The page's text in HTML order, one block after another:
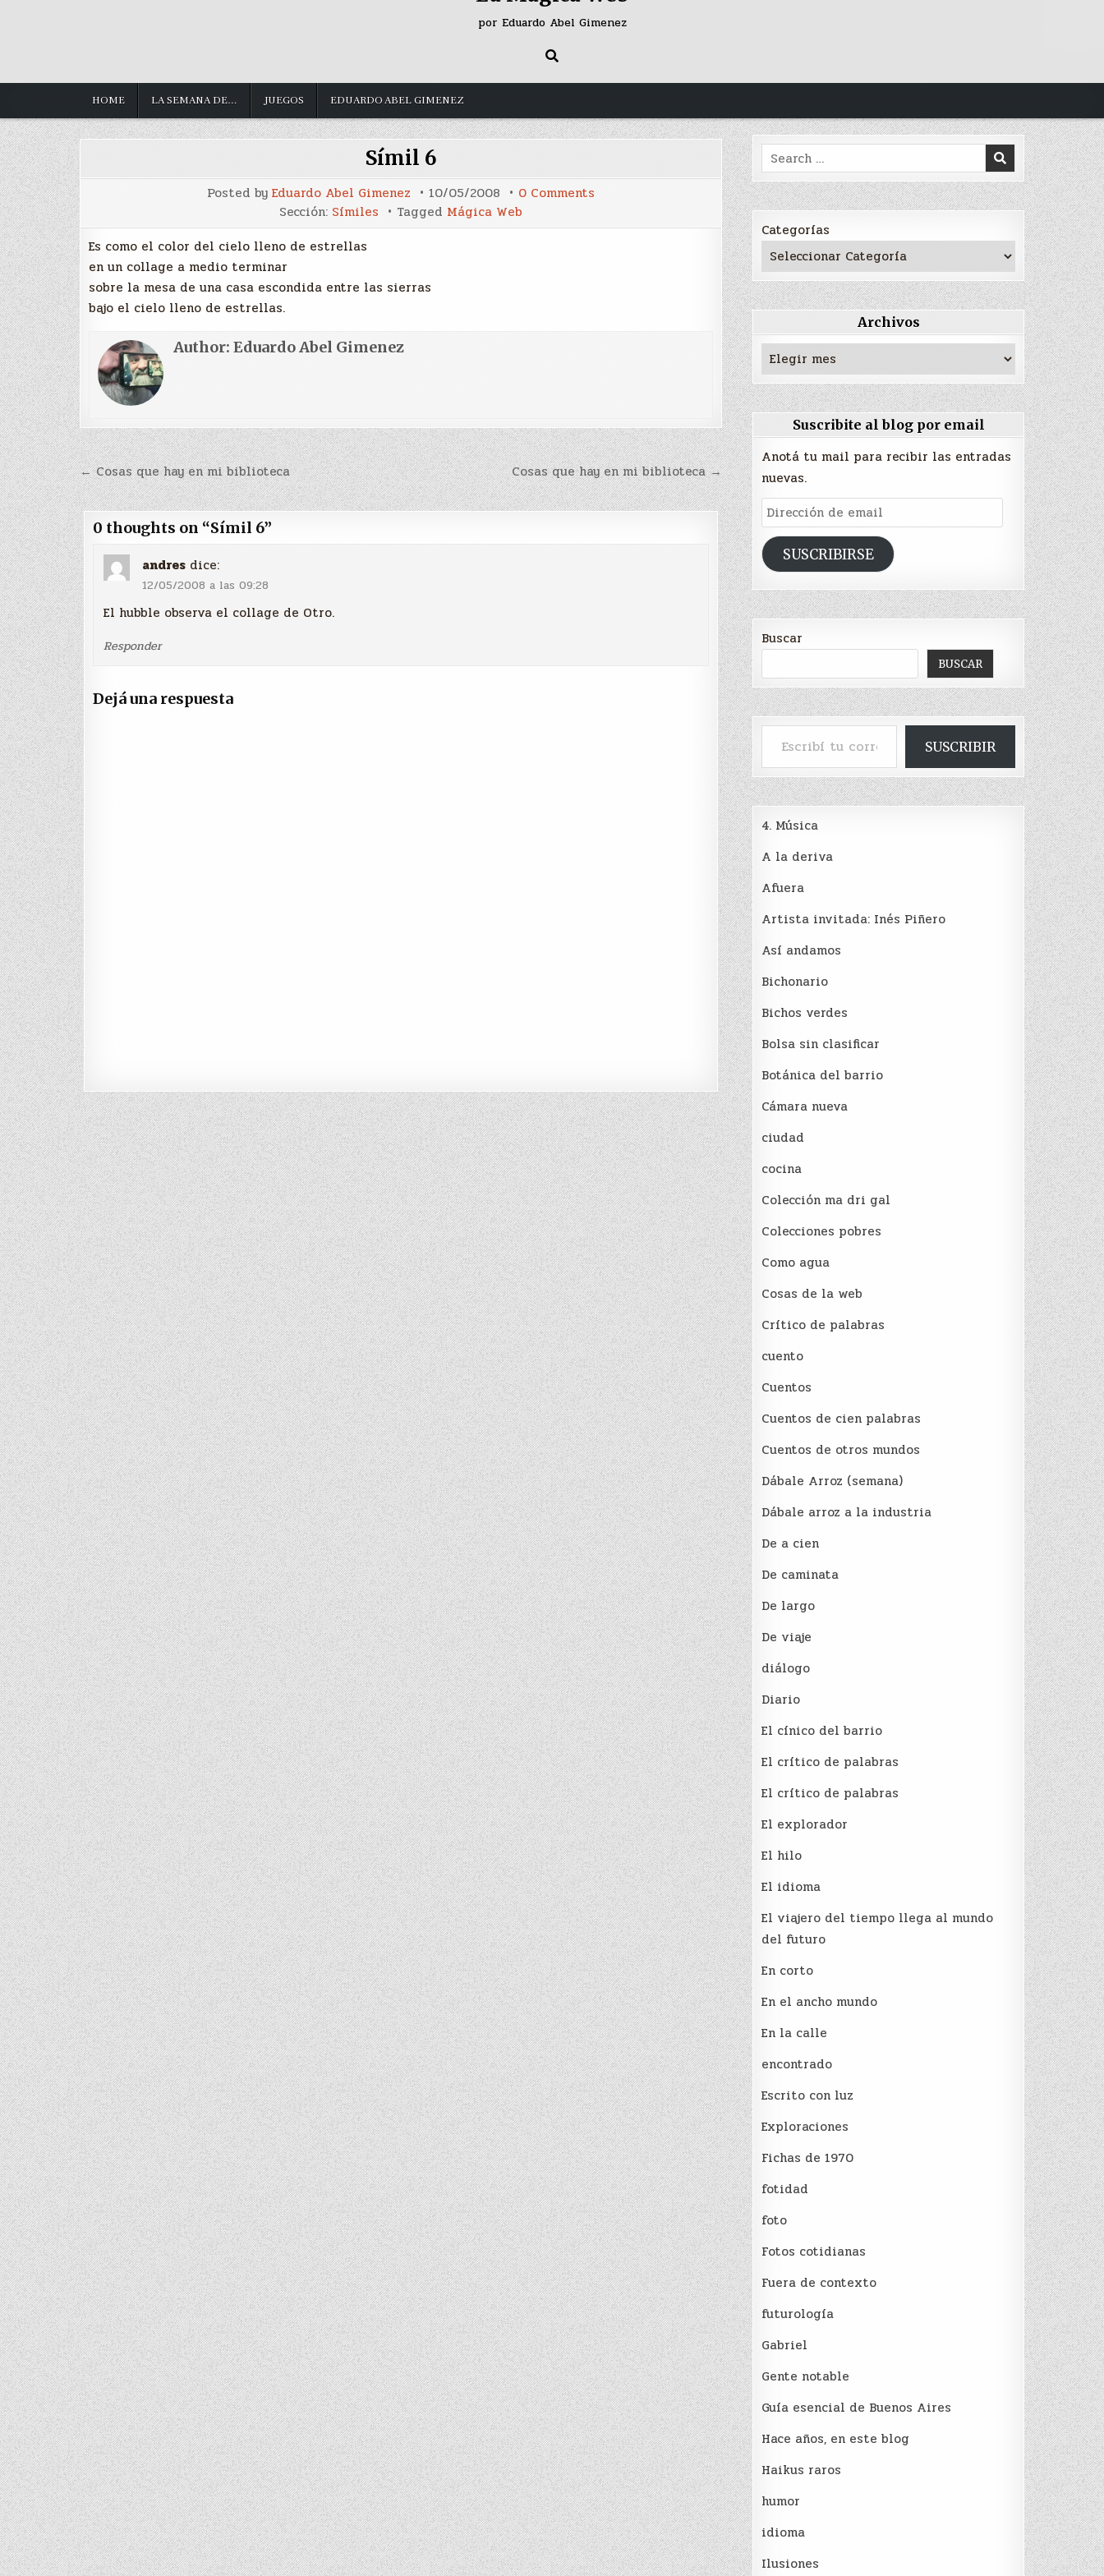
por Eduardo Abel Gimenez
HOME LA SEMANA DE… JUEGOS EDUARDO ABEL GIMENEZ
Símil 6
Posted by Eduardo Abel Gimenez 10/05/2008 0 Comments
Sección: Sí­miles Tagged Mágica Web
Es como el color del cielo lleno de estrellas
en un collage a medio terminar
sobre la mesa de una casa escondida entre las sierras
bajo el cielo lleno de estrellas.
Author: Eduardo Abel Gimenez
Navegación
de
entradas
Cosas que hay en mi biblioteca →
← Cosas que hay en mi biblioteca
0 thoughts on “Símil 6”
andres dice:
12/05/2008 a las 09:28
El hubble observa el collage de Otro.
Responder
Dejá una respuesta
Search
for:
Categorías
Archivos
Archivos
Suscribite al blog por email
Anotá tu mail para recibir las entradas
nuevas.
Dirección
de
emailSUSCRIBIRSE
Buscar
BUSCAR
Escribí tu correo electrónico…
SUSCRIBIR
4. Música
A la deriva
Afuera
Artista invitada: Inés Piñero
Así andamos
Bichonario
Bichos verdes
Bolsa sin clasificar
Botánica del barrio
Cámara nueva
ciudad
cocina
Colección ma dri gal
Colecciones pobres
Como agua
Cosas de la web
Crítico de palabras
cuento
Cuentos
Cuentos de cien palabras
Cuentos de otros mundos
Dábale Arroz (semana)
Dábale arroz a la industria
De a cien
De caminata
De largo
De viaje
diálogo
Diario
El cínico del barrio
El crí­tico de palabras
El crí­tico de palabras
El explorador
El hilo
El idioma
El viajero del tiempo llega al mundo
del futuro
En corto
En el ancho mundo
En la calle
encontrado
Escrito con luz
Exploraciones
Fichas de 1970
fotidad
foto
Fotos cotidianas
Fuera de contexto
futurología
Gabriel
Gente notable
Guía esencial de Buenos Aires
Hace años, en este blog
Haikus raros
humor
idioma
Ilusiones